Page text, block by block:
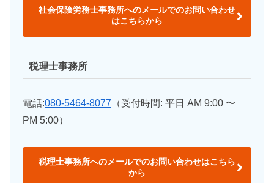
社会保険労務士事務所へのメールでのお問い合わせ
はこちらから
税理士事務所
電話:080-5464-8077 （受付時間: 平日 AM 9:00 〜
PM 5:00）
税理士事務所へのメールでのお問い合わせはこちら
から